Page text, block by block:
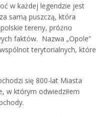
w każdej legendzie jest
samą puszczą, która
tereny, próżno
faktów. Nazwa „Opole”
terytorialnych, które
się 800-lat Miasta
w którym odwiedziłem